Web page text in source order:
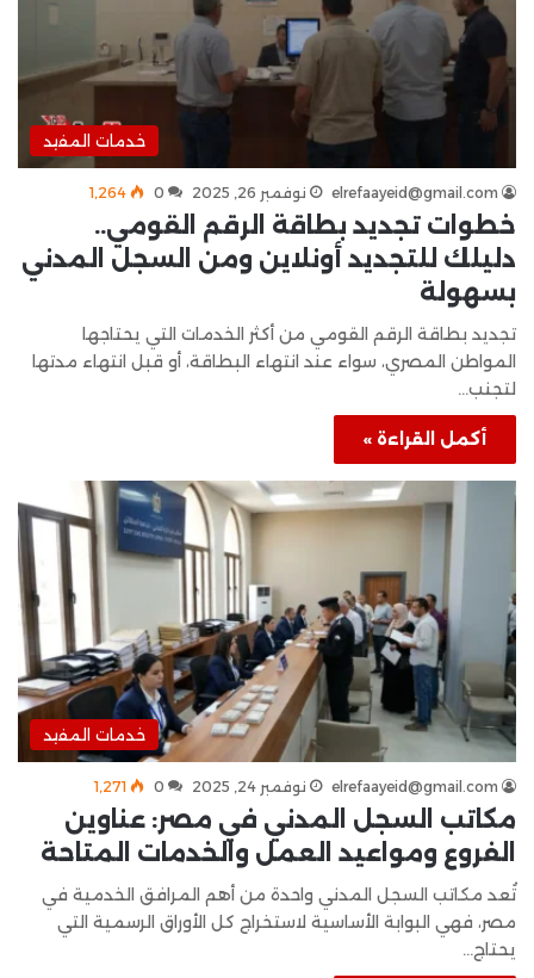
خدمات المفيد
elrefaayeid@gmail.com نوفمبر 26, 2025 0 1٬264
خطوات تجديد بطاقة الرقم القومي..
دليلك للتجديد أونلاين ومن السجل المدني
بسهولة
تجديد بطاقة الرقم القومي من أكثر الخدمات التي يحتاجها
المواطن المصري، سواء عند انتهاء البطاقة، أو قبل انتهاء مدتها
لتجنب…
أكمل القراءة »
خدمات المفيد
elrefaayeid@gmail.com نوفمبر 24, 2025 0 1٬271
مكاتب السجل المدني في مصر: عناوين
الفروع ومواعيد العمل والخدمات المتاحة
تُعد مكاتب السجل المدني واحدة من أهم المرافق الخدمية في
مصر، فهي البوابة الأساسية لاستخراج كل الأوراق الرسمية التي
يحتاج…